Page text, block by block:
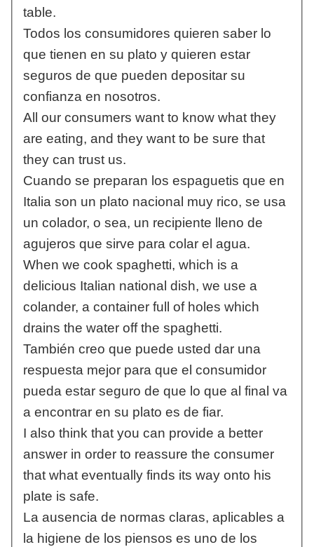
table.
Todos los consumidores quieren saber lo
que tienen en su plato y quieren estar
seguros de que pueden depositar su
confianza en nosotros.
All our consumers want to know what they
are eating, and they want to be sure that
they can trust us.
Cuando se preparan los espaguetis que en
Italia son un plato nacional muy rico, se usa
un colador, o sea, un recipiente lleno de
agujeros que sirve para colar el agua.
When we cook spaghetti, which is a
delicious Italian national dish, we use a
colander, a container full of holes which
drains the water off the spaghetti.
También creo que puede usted dar una
respuesta mejor para que el consumidor
pueda estar seguro de que lo que al final va
a encontrar en su plato es de fiar.
I also think that you can provide a better
answer in order to reassure the consumer
that what eventually finds its way onto his
plate is safe.
La ausencia de normas claras, aplicables a
la higiene de los piensos es uno de los